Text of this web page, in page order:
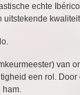
echte
kwaliteit.
van
een rol.